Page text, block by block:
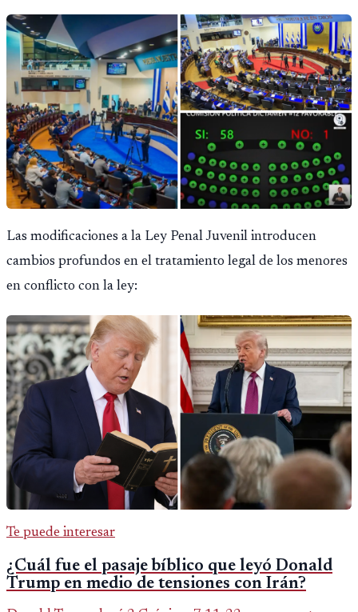
Las modificaciones a la Ley Penal Juvenil introducen
cambios profundos en el tratamiento legal de los menores
en conflicto con la ley:
Te puede interesar
¿Cuál fue el pasaje bíblico que leyó Donald
Trump en medio de tensiones con Irán?